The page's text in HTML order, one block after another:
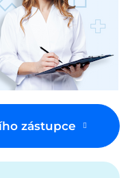
zástupce